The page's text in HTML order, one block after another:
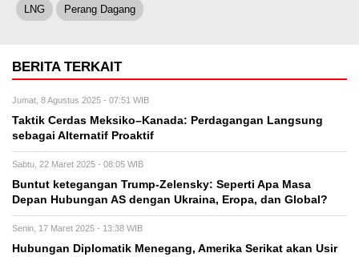
LNG Perang Dagang
BERITA TERKAIT
Jumat, 8 Agustus 2025 - 07:51 WIB
Taktik Cerdas Meksiko–Kanada: Perdagangan Langsung
sebagai Alternatif Proaktif
Sabtu, 22 Maret 2025 - 08:05 WIB
Buntut ketegangan Trump-Zelensky: Seperti Apa Masa
Depan Hubungan AS dengan Ukraina, Eropa, dan Global?
Senin, 17 Maret 2025 - 13:38 WIB
Hubungan Diplomatik Menegang, Amerika Serikat akan Usir